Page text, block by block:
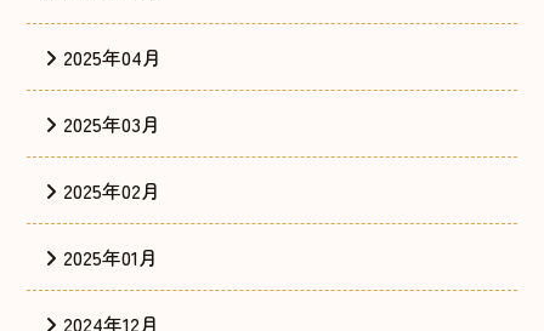
2025年04月
2025年03月
2025年02月
2025年01月
2024年12月